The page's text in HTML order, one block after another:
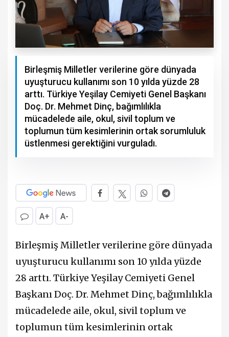
Birleşmiş Milletler verilerine göre dünyada
uyuşturucu kullanımı son 10 yılda yüzde 28
arttı. Türkiye Yeşilay Cemiyeti Genel Başkanı
Doç. Dr. Mehmet Dinç, bağımlılıkla
mücadelede aile, okul, sivil toplum ve
toplumun tüm kesimlerinin ortak sorumluluk
üstlenmesi gerektiğini vurguladı.
A+ A-
Birleşmiş Milletler verilerine göre dünyada
uyuşturucu kullanımı son 10 yılda yüzde
28 arttı. Türkiye Yeşilay Cemiyeti Genel
Başkanı Doç. Dr. Mehmet Dinç, bağımlılıkla
mücadelede aile, okul, sivil toplum ve
toplumun tüm kesimlerinin ortak